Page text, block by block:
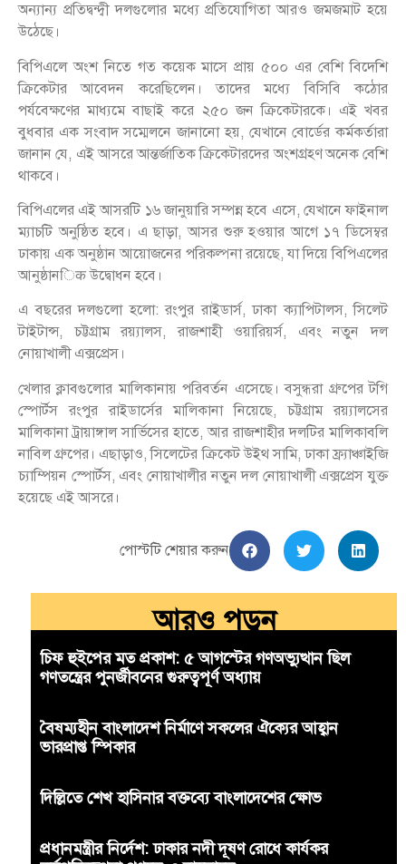
অন্যান্য প্রতিদ্বন্দ্বী দলগুলোর মধ্যে প্রতিযোগিতা আরও জমজমাট হয়ে
উঠেছে।
বিপিএলে অংশ নিতে গত কয়েক মাসে প্রায় ৫০০ এর বেশি বিদেশি
ক্রিকেটার আবেদন করেছিলেন। তাদের মধ্যে বিসিবি কঠোর
পর্যবেক্ষণের মাধ্যমে বাছাই করে ২৫০ জন ক্রিকেটারকে। এই খবর
বুধবার এক সংবাদ সম্মেলনে জানানো হয়, যেখানে বোর্ডের কর্মকর্তারা
জানান যে, এই আসরে আন্তর্জাতিক ক্রিকেটারদের অংশগ্রহণ অনেক বেশি
থাকবে।
বিপিএলের এই আসরটি ১৬ জানুয়ারি সম্পন্ন হবে এসে, যেখানে ফাইনাল
ম্যাচটি অনুষ্ঠিত হবে। এ ছাড়া, আসর শুরু হওয়ার আগে ১৭ ডিসেম্বর
ঢাকায় এক অনুষ্ঠান আয়োজনের পরিকল্পনা রয়েছে, যা দিয়ে বিপিএলের
আনুষ্ঠানिक উদ্বোধন হবে।
এ বছরের দলগুলো হলো: রংপুর রাইডার্স, ঢাকা ক্যাপিটালস, সিলেট
টাইটান্স, চট্টগ্রাম রয়্যালস, রাজশাহী ওয়ারিয়র্স, এবং নতুন দল
নোয়াখালী এক্সপ্রেস।
খেলার ক্লাবগুলোর মালিকানায় পরিবর্তন এসেছে। বসুন্ধরা গ্রুপের টগি
স্পোর্টস রংপুর রাইডার্সের মালিকানা নিয়েছে, চট্টগ্রাম রয়্যালসের
মালিকানা ট্রায়াঙ্গাল সার্ভিসের হাতে, আর রাজশাহীর দলটির মালিকাবলি
নাবিল গ্রুপের। এছাড়াও, সিলেটের ক্রিকেট উইথ সামি, ঢাকা ফ্র্যাঞ্চাইজি
চ্যাম্পিয়ন স্পোর্টস, এবং নোয়াখালীর নতুন দল নোয়াখালী এক্সপ্রেস যুক্ত
হয়েছে এই আসরে।
পোস্টটি শেয়ার করুন
আরও পড়ুন
চিফ হুইপের মত প্রকাশ: ৫ আগস্টের গণঅভ্যুত্থান ছিল
গণতন্ত্রের পুনর্জীবনের গুরুত্বপূর্ণ অধ্যায়
বৈষম্যহীন বাংলাদেশ নির্মাণে সকলের ঐক্যের আহ্বান
ভারপ্রাপ্ত স্পিকার
দিল্লিতে শেখ হাসিনার বক্তব্যে বাংলাদেশের ক্ষোভ
প্রধানমন্ত্রীর নির্দেশ: ঢাকার নদী দূষণ রোধে কার্যকর